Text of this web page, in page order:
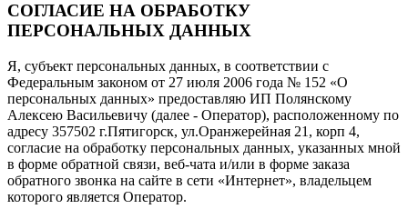
СОГЛАСИЕ НА ОБРАБОТКУ
ПЕРСОНАЛЬНЫХ ДАННЫХ
Я, субъект персональных данных, в соответствии с
Федеральным законом от 27 июля 2006 года № 152 «О
персональных данных» предоставляю ИП Полянскому
Алексею Васильевичу (далее - Оператор), расположенному по
адресу 357502 г.Пятигорск, ул.Оранжерейная 21, корп 4,
согласие на обработку персональных данных, указанных мной
в форме обратной связи, веб-чата и/или в форме заказа
обратного звонка на сайте в сети «Интернет», владельцем
которого является Оператор.